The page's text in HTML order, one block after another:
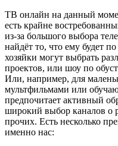
ТВ онлайн на данный
есть крайне
из-за большого выбора
найдёт то, что ему будет
хозяйки могут выбрать
проектов, или шоу по
Или, например, для
мультфильмами или
предпочитает активный
широкий выбор каналов о
прочих. Есть несколько
именно нас: